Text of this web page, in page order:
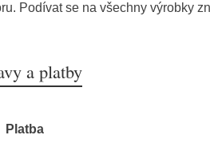
Podívat se na všechny výrobky
a platby
Platba